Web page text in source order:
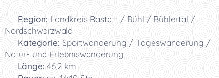
Region: Landkreis Rastatt / Bühl / Bühlertal /
Nordschwarzwald
Kategorie: Sportwanderung / Tageswanderung /
Natur- und Erlebniswanderung
Länge: 46,2 km